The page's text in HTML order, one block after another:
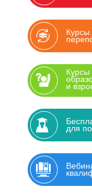
Курсы
Курсы
и
для